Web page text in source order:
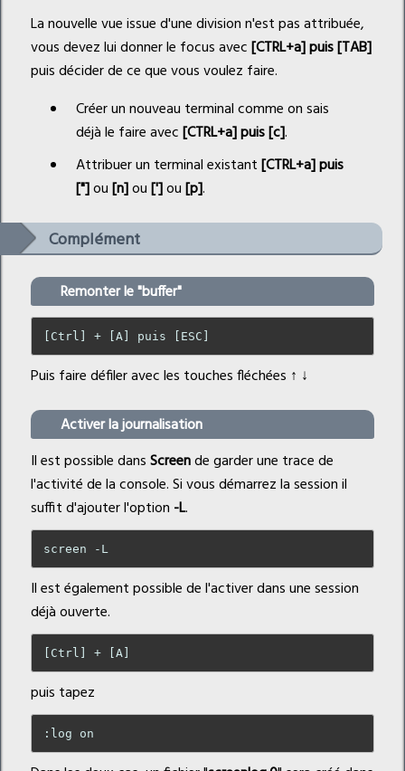
La nouvelle vue issue d'une division n'est pas attribuée,
vous devez lui donner le focus avec[CTRL+a] puis [TAB]
puis décider de ce que vous voulez faire.
Créer un nouveau terminal comme on sais
déjà le faire avec[CTRL+a] puis [c].
Attribuer un terminal existant[CTRL+a] puis
["]ou[n]ou[']ou[p].
Complément
Remonter le "buffer"
Puis faire défiler avec les touches fléchées ↑ ↓
Activer la journalisation
Il est possible dansScreende garder une trace de
l'activité de la console. Si vous démarrez la session il
suffit d'ajouter l'option -L.
Il est également possible de l'activer dans une session
déjà ouverte.
puis tapez